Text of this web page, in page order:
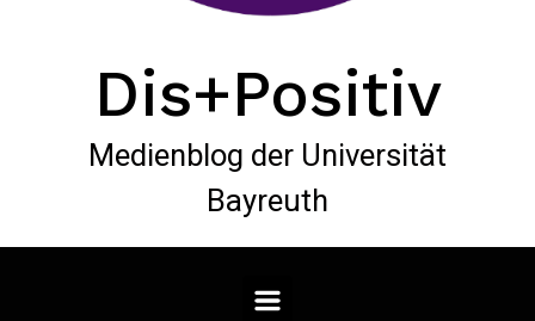
Dis+Positiv
Medienblog der Universität
Bayreuth